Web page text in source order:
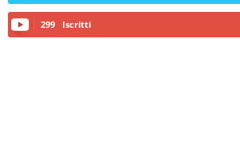
299 Iscritti